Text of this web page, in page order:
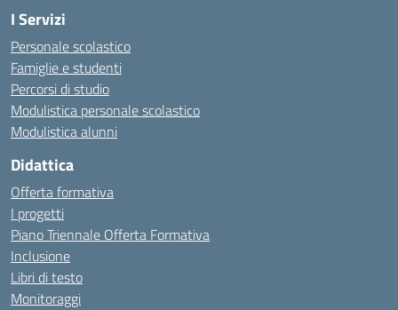
I Servizi
Personale scolastico
Famiglie e studenti
Percorsi di studio
Modulistica personale scolastico
Modulistica alunni
Didattica
Offerta formativa
I progetti
Piano Triennale Offerta Formativa
Inclusione
Libri di testo
Monitoraggi